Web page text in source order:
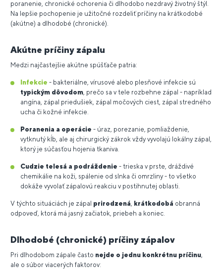
poranenie, chronické ochorenia či dlhodobo nezdravý životný štýl.
Na lepšie pochopenie je užitočné rozdeliť príčiny na krátkodobé
(akútne) a dlhodobé (chronické).
Akútne príčiny zápalu
Medzi najčastejšie akútne spúšťače patria:
Infekcie - bakteriálne, vírusové alebo plesňové infekcie sú
typickým dôvodom , prečo sa v tele rozbehne zápal - napríklad
angína, zápal priedušiek, zápal močových ciest, zápal stredného
ucha či kožné infekcie.
Poranenia a operácie - úraz, porezanie, pomliaždenie,
vytknutý kĺb, ale aj chirurgický zákrok vždy vyvolajú lokálny zápal,
ktorý je súčasťou hojenia tkaniva.
Cudzie telesá a podráždenie - trieska v prste, dráždivé
chemikálie na koži, spálenie od slnka či omrzliny - to všetko
dokáže vyvolať zápalovú reakciu v postihnutej oblasti.
V týchto situáciách je zápal prirodzená krátkodobá obranná
odpoveď, ktorá má jasný začiatok, priebeh a koniec.
Dlhodobé (chronické) príčiny zápalov
Pri dlhodobom zápale často nejde o jednu konkrétnu príčinu
ale o súbor viacerých faktorov: